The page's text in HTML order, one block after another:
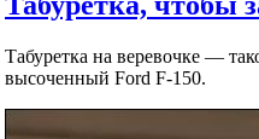
Табуретка на веревочке —
высоченный Ford F-150.